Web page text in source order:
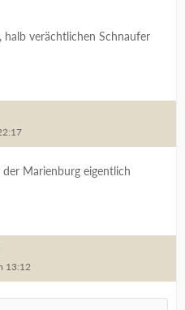
halb verächtlichen Schnaufer
Marienburg eigentlich
13:12